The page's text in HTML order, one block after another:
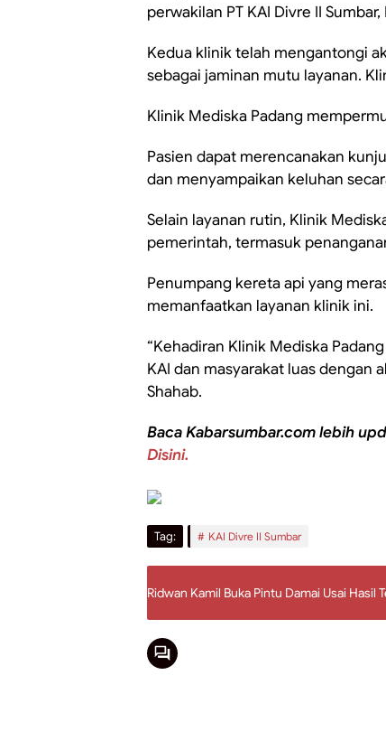
perwakilan PT KAI Divre II Sumbar,
Kedua klinik telah mengantongi
sebagai jaminan mutu layanan.
Klinik Mediska Padang
Pasien dapat merencanakan
dan menyampaikan keluhan
Selain layanan rutin, Klinik
pemerintah, termasuk
Penumpang kereta api yang
memanfaatkan layanan klinik ini.
“Kehadiran Klinik Mediska
KAI dan masyarakat luas dengan
Shahab.
Baca Kabarsumbar.com lebih
Disini.
Tag: KAI Divre II Sumbar
Ridwan Kamil Buka Pintu Damai Usai Hasil